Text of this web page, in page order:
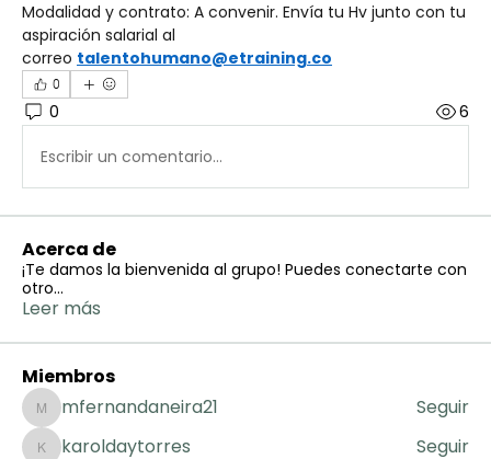
Modalidad y contrato: A convenir. Envía tu Hv junto con tu
aspiración salarial al
correo talentohumano@etraining.co
0
0 6
Escribir un comentario...
Acerca de
¡Te damos la bienvenida al grupo! Puedes conectarte con
otro...
Leer más
Miembros
mfernandaneira21
mfernandaneira21 Seguir
karoldaytorres Seguir